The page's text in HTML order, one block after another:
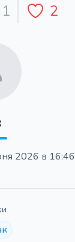
1 2
2026 в 16:46